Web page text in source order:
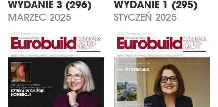
WYDANIE 3 (296)
MARZEC 2025
WYDANIE 1 (295)
STYCZEŃ 2025